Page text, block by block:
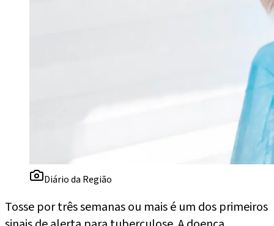
Diário da Região
Tosse por três semanas ou mais é um dos primeiros